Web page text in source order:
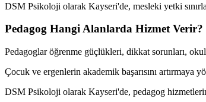
DSM Psikoloji olarak Kayseri'de, mesleki yetki
Pedagog Hangi Alanlarda Hizmet Verir?
Pedagoglar öğrenme güçlükleri, dikkat sorunları,
Çocuk ve ergenlerin akademik başarısını artırmaya
DSM Psikoloji olarak Kayseri'de, pedagog